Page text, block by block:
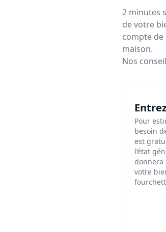
2 minutes
de votre
compte
maison.
Nos
Pour
besoin
est
l’état
donnera
votre